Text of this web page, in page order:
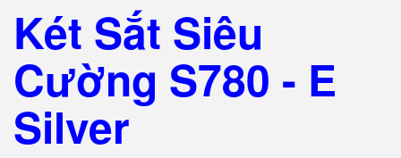
Két Sắt Siêu
Cường S780 - E
Silver